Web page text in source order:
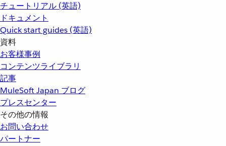
チュートリアル (英語)
ドキュメント
Quick start guides (英語)
資料
お客様事例
コンテンツライブラリ
記事
MuleSoft Japan ブログ
プレスセンター
その他の情報
お問い合わせ
パートナー